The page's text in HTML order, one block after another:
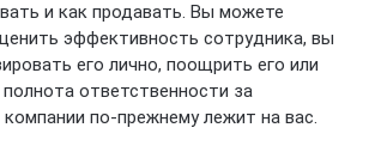
и как продавать. Вы можете
эффективность сотрудника, вы
его лично, поощрить его или
ответственности за
по-прежнему лежит на вас.